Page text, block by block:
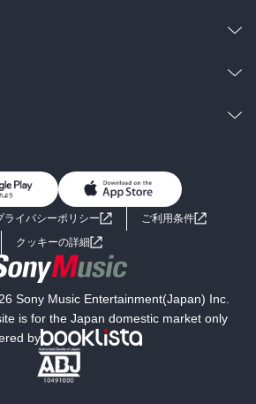
男子向けラノベ
小説
海外小説
SF
文学
お問い合わせ
ライバシーポリシー
ご利用条件
クッキーの詳細
Sony Music Entertainment(Japan) Inc.
is for the Japan domestic market only
by